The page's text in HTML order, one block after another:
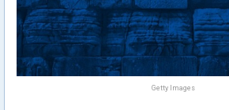
Getty Images